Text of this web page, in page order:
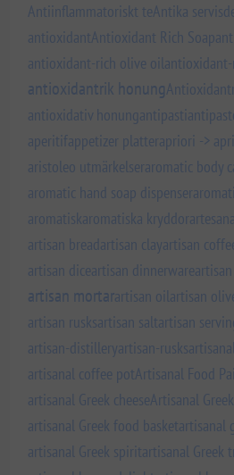
Antiinflammatoriskt teAntika
antioxidantAntioxidant Rich Soap
antioxidant-rich olive oil
antioxidantrik honung
antioxidativ honungantipasti
aperitifappetizer platterapriori ->
aristoleo utmärkelseraromatic body
aromatic hand soap dispenser
aromatiskaromatiska kryddor
artisan breadartisan clayartisan
artisan diceartisan dinnerware
artisan mortarartisan oilartisan
artisan rusksartisan saltartisan
artisan-distilleryartisan-rusks
artisanal coffee potArtisanal Food
artisanal Greek cheeseArtisanal
artisanal Greek food basketartisanal
artisanal Greek spiritartisanal Greek